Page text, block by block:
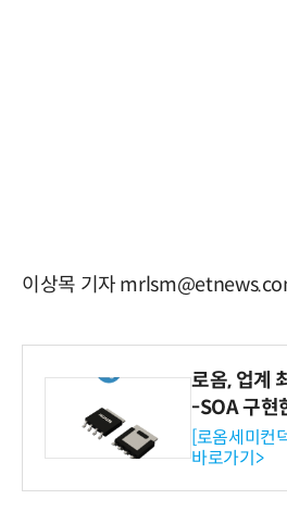
이상목 기자
로옴, 업계
-SOA 구현
ET 개발
[로옴세미컨
바로가기>